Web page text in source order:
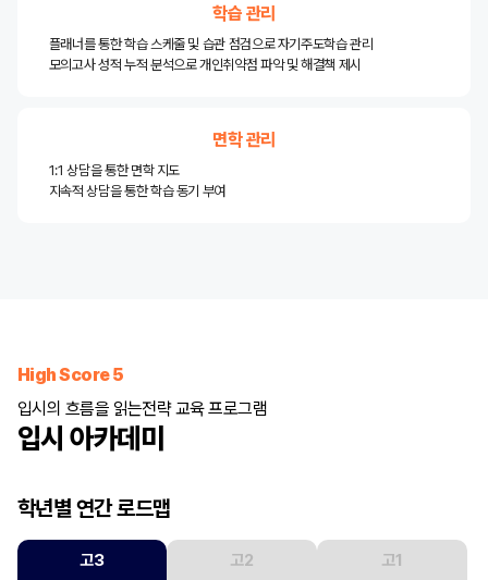
학습 관리
플래너를 통한 학습 스케줄 및 습관 점검으로 자기주도학습 관리
모의고사 성적 누적 분석으로 개인취약점 파악 및 해결책 제시
면학 관리
1:1 상담을 통한 면학 지도
지속적 상담을 통한 학습 동기 부여
High Score 5
입시의 흐름을 읽는전략 교육 프로그램
입시 아카데미
학년별 연간 로드맵
고3 고2 고1